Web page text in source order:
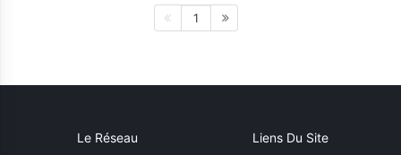
1
Le Réseau Liens Du Site